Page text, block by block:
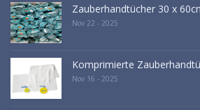
Zauberhandtücher 30 x
Nov 22 - 2025
Komprimierte
Nov 16 - 2025